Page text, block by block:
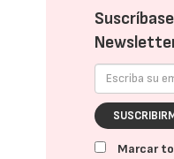
Marcar